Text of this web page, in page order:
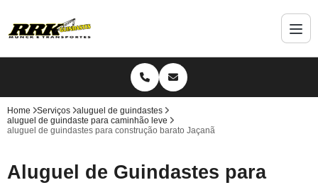
Home Serviços
aluguel de guindastes
aluguel de guindaste para caminhão leve
aluguel de guindastes para construção barato Jaçanã
Aluguel de Guindastes para